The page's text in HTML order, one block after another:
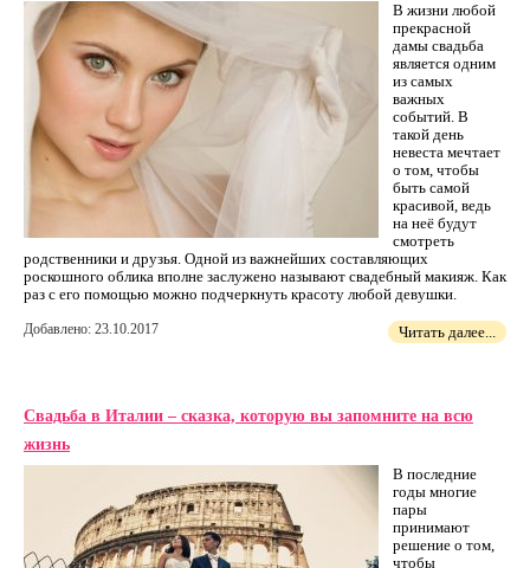
В жизни любой
прекрасной
дамы свадьба
является одним
из самых
важных
событий. В
такой день
невеста мечтает
о том, чтобы
быть самой
красивой, ведь
на неё будут
смотреть
родственники и друзья. Одной из важнейших составляющих
роскошного облика вполне заслужено называют свадебный макияж. Как
раз с его помощью можно подчеркнуть красоту любой девушки.
Добавлено: 23.10.2017 Читать далее...
Свадьба в Италии – сказка, которую вы запомните на всю
жизнь
В последние
годы многие
пары
принимают
решение о том,
чтобы